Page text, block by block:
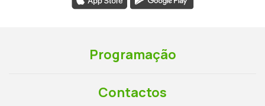
Programação
Contactos